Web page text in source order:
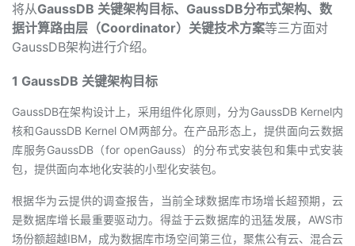
客
论
的
子
我
直
播
的
活
我
的
注
我
开
的
我
将从GaussDB 关键架构目标、GaussDB分布式架构、数
据计算路由层（Coordinator）关键技术方案等三方面对
GaussDB架构进行介绍。
1 GaussDB 关键架构目标
GaussDB在架构设计上，采用组件化原则，分为GaussDB Kernel内
核和GaussDB Kernel OM两部分。在产品形态上，提供面向云数据
库服务GaussDB（for openGauss）的分布式安装包和集中式安装
包，提供面向本地化安装的小型化安装包。
根据华为云提供的调查报告，当前全球数据库市场增长超预期，云
是数据库增长最重要驱动力。得益于云数据库的迅猛发展，AWS市
场份额超越IBM，成为数据库市场空间第三位，聚焦公有云、混合云